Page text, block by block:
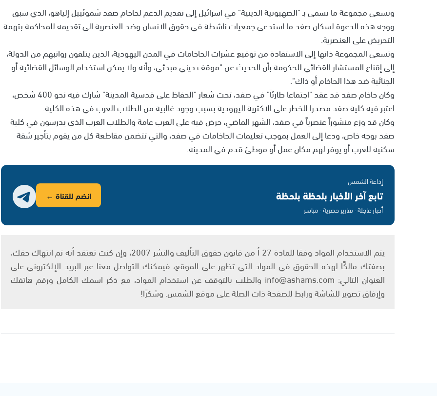
وتسعى مجموعة ما تسمى بـ "الصهيونية الدينية" في اسرائيل إلى تقديم الدعم لحاخام صفد شموئييل إلياهو، الذي سبق
ووجه هذه الدعوة لسكان صفد ما استدعى جمعيات ناشطة في حقوق الانسان وضد العنصرية الى تقديمه للمحاكمة بتهمة
التحريض على العنصرية.
وتسعى المجموعة ذاتها إلى الاستفادة من توقيع عشرات الحاخامات في المدن اليهودية، الذين يتلقون رواتبهم من الدولة،
إلى إقناع المستشار القضائي للحكومة بأن الحديث عن "موقف ديني مبدئي، وأنه ولا يمكن استخدام الوسائل القضائية أو
الجنائية ضد هذا الحاخام أو ذاك".
وكان حاخام صفد قد عقد "اجتماعا طارئاً" في صفد، تحت شعار "الحفاظ على قدسية المدينة" شارك فيه نحو 400 شخص،
اعتبر فيه كلية صفد مصدرا للخطر على الاكثرية اليهودية بسبب وجود غالبية من الطلاب العرب في هذه الكلية.
وكان قد وزع منشوراً عنصرياً في صفد، الشهر الماضي، حرض فيه على العرب عامة والطلاب العرب الذي يدرسون في كلية
صفد بوجه خاص، ودعا إلى العمل بموجب تعليمات الحاخامات في صفد، والتي تتضمن مقاطعة كل من يقوم بتأجير شقة
سكنية للعرب أو يوفر لهم مكان عمل أو موطئ قدم في المدينة.
إذاعة الشمس
تابع آخر الأخبار بلحظة بلحظة
أخبار عاجلة · تقارير حصرية · مباشر
انضم للقناة ←
يتم الاستخدام المواد وفقًا للمادة 27 أ من قانون حقوق التأليف والنشر 2007، وإن كنت تعتقد أنه تم انتهاك حقك،
بصفتك مالكًا لهذه الحقوق في المواد التي تظهر على الموقع، فيمكنك التواصل معنا عبر البريد الإلكتروني على
العنوان التالي: info@ashams.com والطلب بالتوقف عن استخدام المواد، مع ذكر اسمك الكامل ورقم هاتفك
وإرفاق تصوير للشاشة ورابط للصفحة ذات الصلة على موقع الشمس. وشكرًا!